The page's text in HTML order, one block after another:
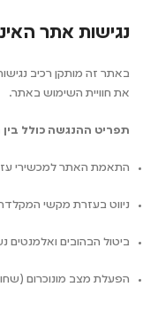
נגישות אתר
באתר זה מותקן רכיב
את חוויית השימוש באתר.
תפריט ההנגשה כולל בין
התאמת האתר למכשירי עזר
ניווט בעזרת מקשי
ביטול הבהובים ואלמנטים
הפעלת מצב מונוכרום